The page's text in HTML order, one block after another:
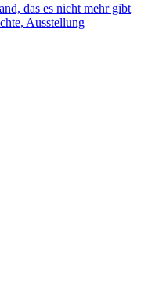
das es nicht mehr gibt
Ausstellung